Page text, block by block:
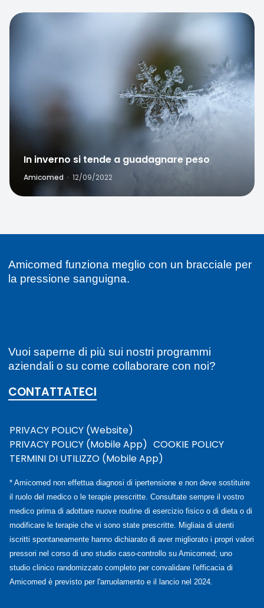
In inverno si tende a guadagnare peso
Amicomed · 12/09/2022
Amicomed funziona meglio con un bracciale per
la pressione sanguigna.
Vuoi saperne di più sui nostri programmi
aziendali o su come collaborare con noi?
CONTATTATECI
PRIVACY POLICY (Website)
PRIVACY POLICY (Mobile App) COOKIE POLICY
TERMINI DI UTILIZZO (Mobile App)
* Amicomed non effettua diagnosi di ipertensione e non deve sostituire
il ruolo del medico o le terapie prescritte. Consultate sempre il vostro
medico prima di adottare nuove routine di esercizio fisico o di dieta o di
modificare le terapie che vi sono state prescritte. Migliaia di utenti
iscritti spontaneamente hanno dichiarato di aver migliorato i propri valori
pressori nel corso di uno studio caso-controllo su Amicomed; uno
studio clinico randomizzato completo per convalidare l'efficacia di
Amicomed è previsto per l'arruolamento e il lancio nel 2024.